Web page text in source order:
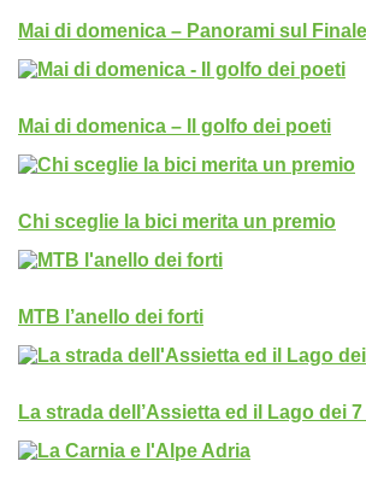
Mai di domenica – Panorami sul
Mai di domenica – Il golfo dei poeti
Chi sceglie la bici merita un premio
MTB l’anello dei forti
La strada dell’Assietta ed il Lago dei